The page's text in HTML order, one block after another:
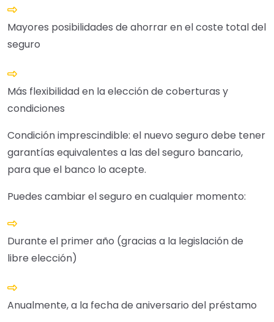
Mayores posibilidades de ahorrar en el coste total del
seguro
Más flexibilidad en la elección de coberturas y
condiciones
Condición imprescindible: el nuevo seguro debe tener
garantías equivalentes a las del seguro bancario,
para que el banco lo acepte.
Puedes cambiar el seguro en cualquier momento:
Durante el primer año (gracias a la legislación de
libre elección)
Anualmente, a la fecha de aniversario del préstamo